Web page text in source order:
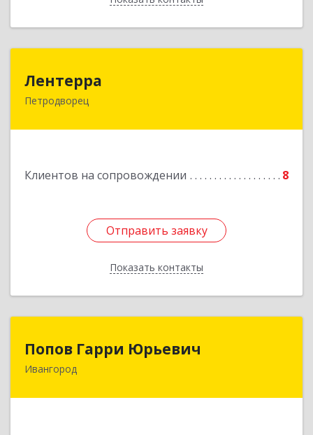
Лентерра
Петродворец
Клиентов на сопровождении 8
Отправить заявку
Показать контакты
198517, Санкт-Петербург, Петергоф г,
Отправить заявку
Назад
Попов Гарри Юрьевич
Ивангород